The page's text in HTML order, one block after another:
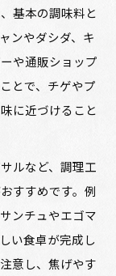
しむ韓国料理
料理体験
キング紹介
魅力
ショップ活用
料理スポッ
比較ポイント
した選び方
基本の調味料と
ンやダシダ、キ
や通販ショップ
とで、チゲやプ
に近づけること
ルなど、調理工
すすめです。例
ンチュやエゴマ
い食卓が完成し
意し、焦げやす